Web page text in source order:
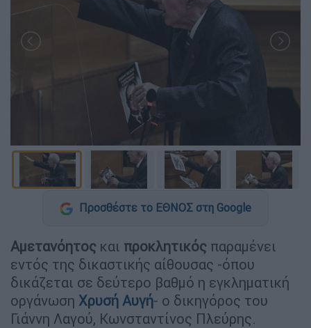
Προσθέστε το ΕΘΝΟΣ στη Google
Αμετανόητος και προκλητικός παραμένει
εντός της δικαστικής αίθουσας -όπου
δικάζεται σε δεύτερο βαθμό η εγκληματική
οργάνωση Χρυσή Αυγή- ο δικηγόρος του
Γιάννη Λαγού, Κωνσταντίνος Πλεύρης.